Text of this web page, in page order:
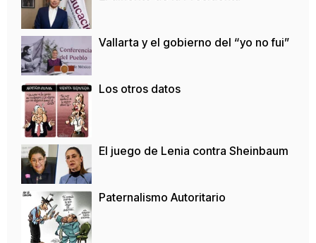
Vallarta y el gobierno del “yo no fui”
Los otros datos
El juego de Lenia contra Sheinbaum
Paternalismo Autoritario